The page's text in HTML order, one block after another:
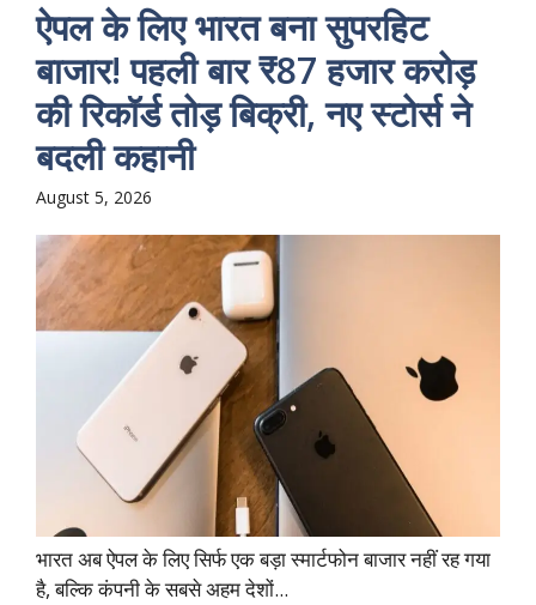
ऐपल के लिए भारत बना सुपरहिट
बाजार! पहली बार ₹87 हजार करोड़
की रिकॉर्ड तोड़ बिक्री, नए स्टोर्स ने
बदली कहानी
August 5, 2026
भारत अब ऐपल के लिए सिर्फ एक बड़ा स्मार्टफोन बाजार नहीं रह गया
है, बल्कि कंपनी के सबसे अहम देशों...